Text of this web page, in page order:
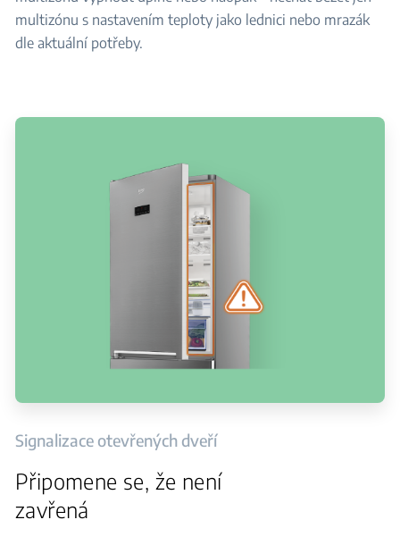
multizónu s nastavením teploty jako lednici nebo mrazák
dle aktuální potřeby.
Signalizace otevřených dveří
Připomene se, že není
zavřená